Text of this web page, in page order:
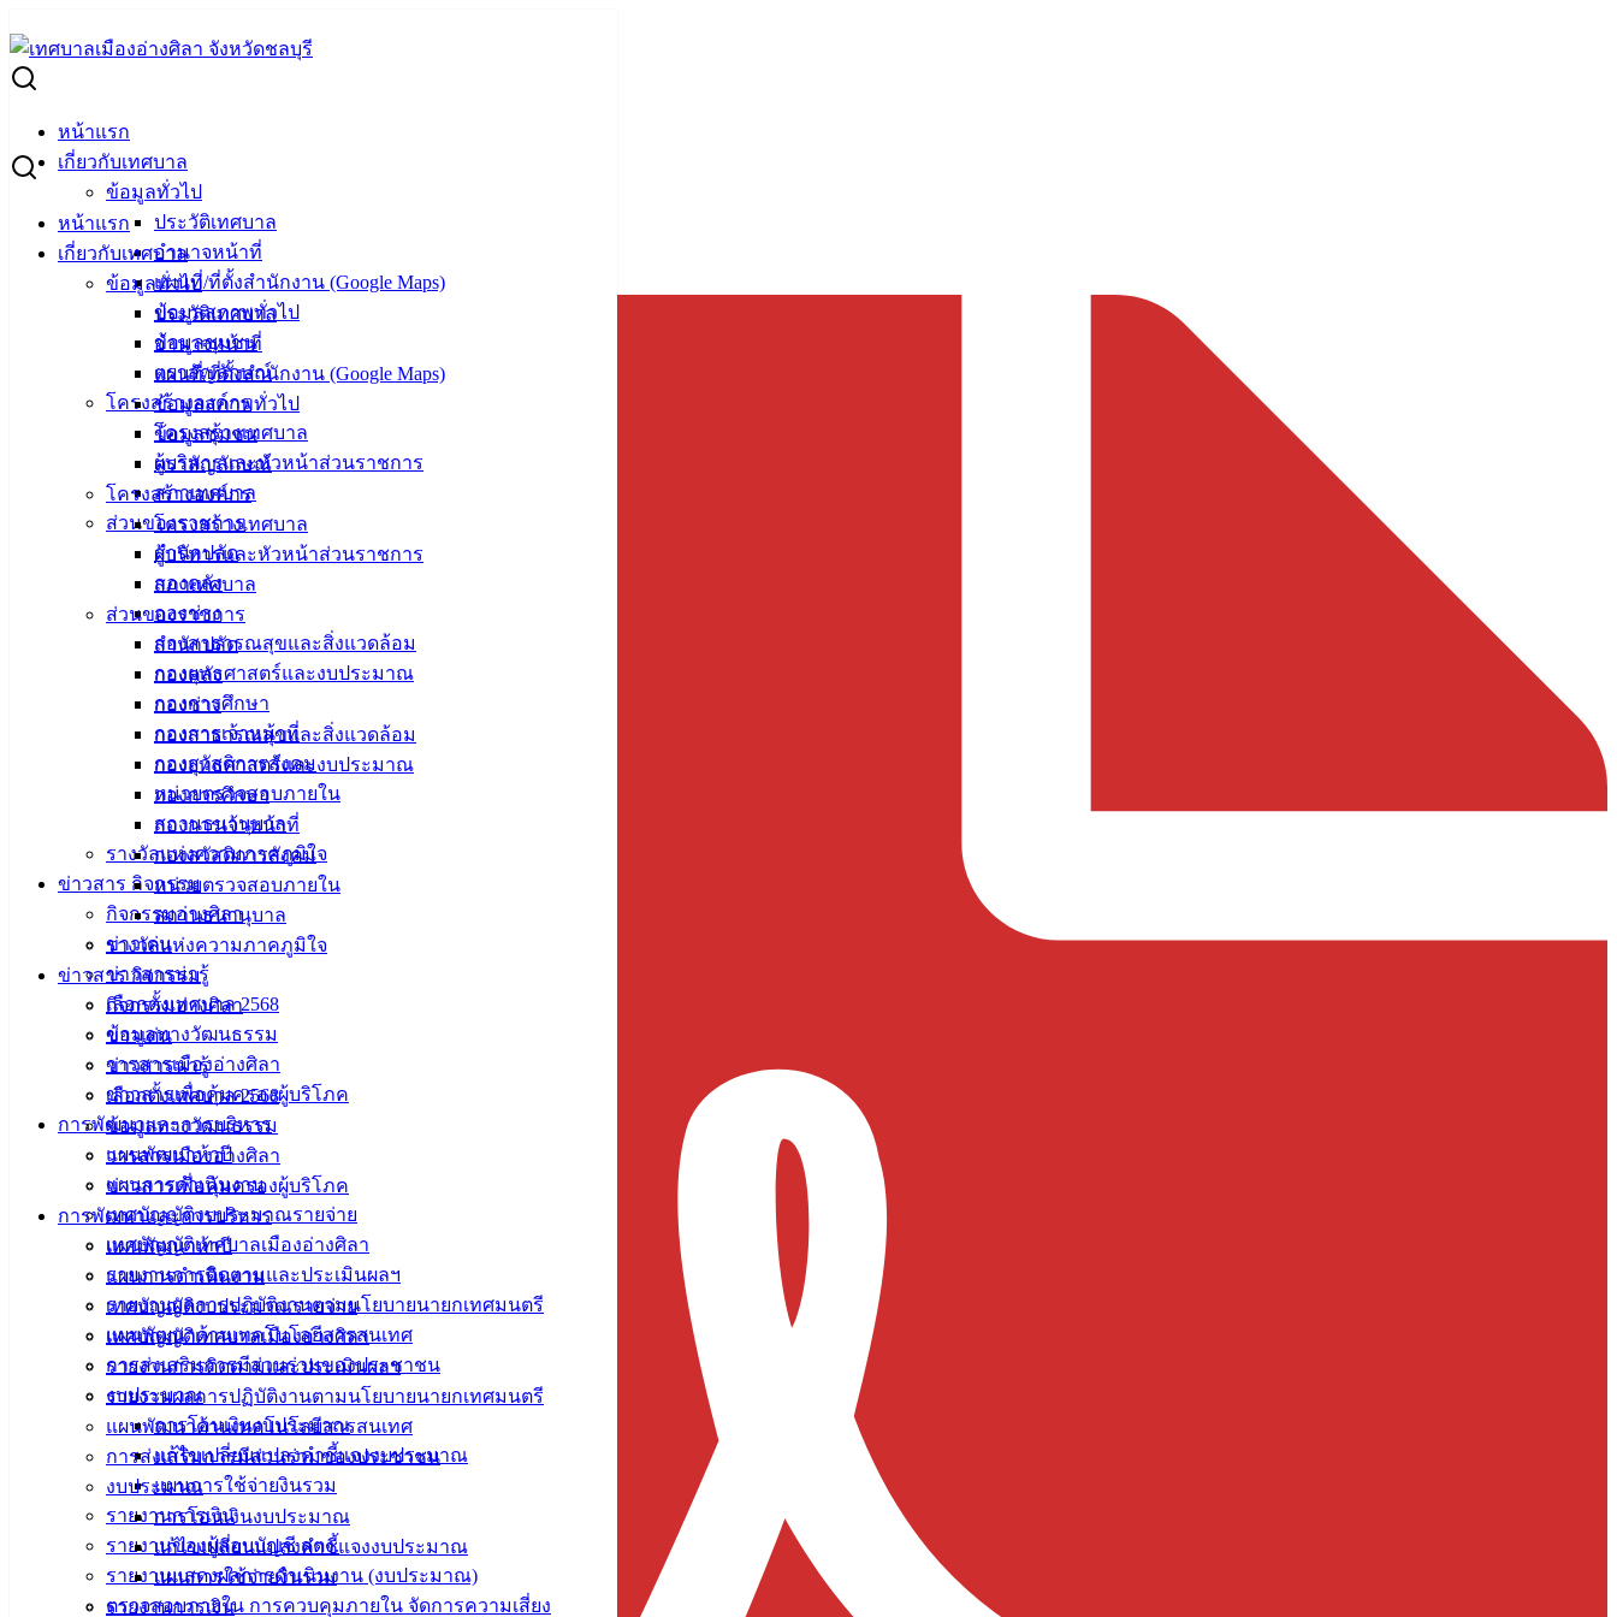
to
content
หน้าแรก
เกี่ยวกับเทศบาล
ข้อมูลทั่วไป
ประวัติเทศบาล
อำนาจหน้าที่
แผนที่/ที่ตั้งสำนักงาน (Google Maps)
ข้อมูลสภาพทั่วไป
ข้อมูลชุมชน
ตราสัญลักษณ์
โครงสร้างองค์กร
โครงสร้างเทศบาล
ผู้บริหารและหัวหน้าส่วนราชการ
สภาเทศบาล
ส่วนของราชการ
สำนักปลัด
กองคลัง
กองช่าง
กองสาธารณสุขและสิ่งแวดล้อม
กองยุทธศาสตร์และงบประมาณ
กองการศึกษา
กองการเจ้าหน้าที่
กองสวัสดิการสังคม
หน่วยตรวจสอบภายใน
สถานธนานุบาล
รางวัลแห่งความภาคภูมิใจ
ข่าวสาร กิจกรรม
กิจกรรมอ่างศิลา
ข่าวเด่น
ข่าวสารน่ารู้
เลือกตั้งเทศบาล 2568
ข้อมูลทางวัฒนธรรม
วารสารเมืองอ่างศิลา
ข่าวสารเพื่อคุ้มครองผู้บริโภค
การพัฒนาและการบริหาร
แผนพัฒนาห้าปี
แผนการดำเนินงาน
เทศบัญญัติงบประมาณรายจ่าย
เทศบัญญัติเทศบาลเมืองอ่างศิลา
รายงานการติดตามและประเมินผลฯ
รายงานผลการปฏิบัติงานตามนโยบายนายกเทศมนตรี
แผนพัฒนาด้านเทคโนโลยีสารสนเทศ
การส่งเสริมการมีส่วนร่วมของประชาชน
งบประมาณ
การโอนเงินงบประมาณ
แก้ไขเปลี่ยนแปลงคำชี้แจงงบประมาณ
แผนการใช้จ่ายงินรวม
รายงานการเงิน
รายงานของผู้สอบบัญชี สตง.
รายงานแสดงผลการดำเนินงาน (งบประมาณ)
ตรวจสอบภายใน การควบคุมภายใน จัดการความเสี่ยง
หน้าแรก
เกี่ยวกับเทศบาล
ข้อมูลทั่วไป
ประวัติเทศบาล
อำนาจหน้าที่
แผนที่/ที่ตั้งสำนักงาน (Google Maps)
ข้อมูลสภาพทั่วไป
ข้อมูลชุมชน
ตราสัญลักษณ์
โครงสร้างองค์กร
โครงสร้างเทศบาล
ผู้บริหารและหัวหน้าส่วนราชการ
สภาเทศบาล
ส่วนของราชการ
สำนักปลัด
กองคลัง
กองช่าง
กองสาธารณสุขและสิ่งแวดล้อม
กองยุทธศาสตร์และงบประมาณ
กองการศึกษา
กองการเจ้าหน้าที่
กองสวัสดิการสังคม
หน่วยตรวจสอบภายใน
สถานธนานุบาล
รางวัลแห่งความภาคภูมิใจ
ข่าวสาร กิจกรรม
กิจกรรมอ่างศิลา
ข่าวเด่น
ข่าวสารน่ารู้
เลือกตั้งเทศบาล 2568
ข้อมูลทางวัฒนธรรม
วารสารเมืองอ่างศิลา
ข่าวสารเพื่อคุ้มครองผู้บริโภค
การพัฒนาและการบริหาร
แผนพัฒนาห้าปี
แผนการดำเนินงาน
เทศบัญญัติงบประมาณรายจ่าย
เทศบัญญัติเทศบาลเมืองอ่างศิลา
รายงานการติดตามและประเมินผลฯ
รายงานผลการปฏิบัติงานตามนโยบายนายกเทศมนตรี
แผนพัฒนาด้านเทคโนโลยีสารสนเทศ
การส่งเสริมการมีส่วนร่วมของประชาชน
งบประมาณ
การโอนเงินงบประมาณ
แก้ไขเปลี่ยนแปลงคำชี้แจงงบประมาณ
แผนการใช้จ่ายงินรวม
รายงานการเงิน
Search
for:
ฐานข้อมูลเมือง
กองสวัสดิการสังคม